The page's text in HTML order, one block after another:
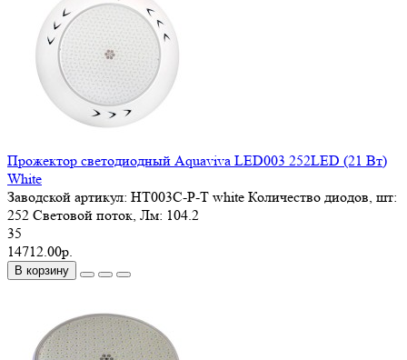
Прожектор светодиодный Aquaviva LED003 252LED (21 Вт)
White
Заводской артикул: HT003C-P-T white Количество диодов, шт:
252 Световой поток, Лм: 104.2
35
14712.00р.
В корзину